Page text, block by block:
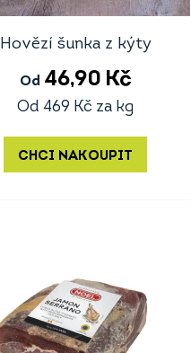
Hovězí šunka z kýty
Od 46,90 Kč
Od 469 Kč za kg
CHCI NAKOUPIT